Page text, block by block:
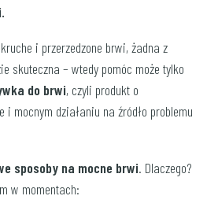
i przerzedzone brwi, żadna z
skuteczna – wtedy pomóc może tylko
do brwi, czyli produkt o
i mocnym działaniu na źródło problemu
sposoby na mocne brwi. Dlaczego?
w momentach: